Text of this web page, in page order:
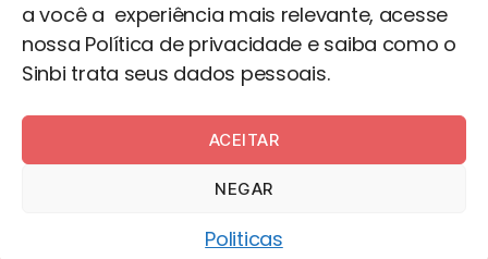
a você a experiência mais relevante, acesse
nossa Política de privacidade e saiba como o
Sinbi trata seus dados pessoais.
ACEITAR
NEGAR
Politicas
ACERVO
©2024 – Todos os Direitos Reservados